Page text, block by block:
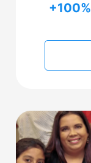
+100%